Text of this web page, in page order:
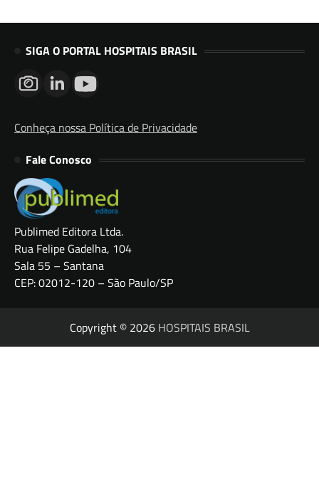
SIGA O PORTAL HOSPITAIS BRASIL
Conheça nossa Política de Privacidade
Fale Conosco
Publimed Editora Ltda.
Rua Felipe Gadelha, 104
Sala 55 – Santana
CEP: 02012-120 – São Paulo/SP
Copyright © 2026 HOSPITAIS BRASIL